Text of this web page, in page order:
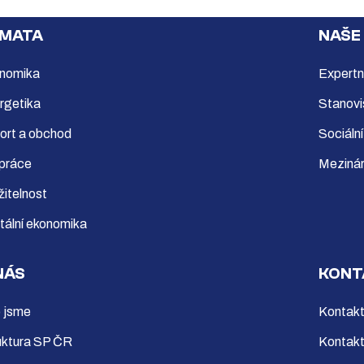
a obchod
ekonomika
jsme
SP ČR